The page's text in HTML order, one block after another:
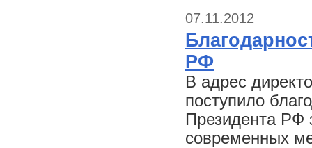
07.11.2012
РФ
В адрес
поступило
Президента РФ
современных